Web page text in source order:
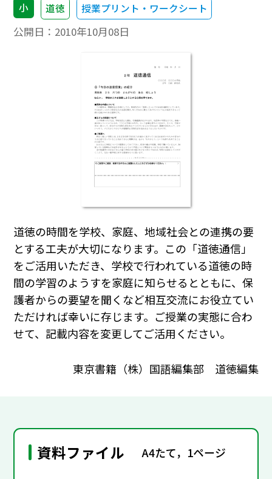
小 道徳 授業プリント・ワークシート
公開日： 2010年10月08日
道徳の時間を学校、家庭、地域社会との連携の要
とする工夫が大切になります。この「道徳通信」
をご活用いただき、学校で行われている道徳の時
間の学習のようすを家庭に知らせるとともに、保
護者からの要望を聞くなど相互交流にお役立てい
ただければ幸いに存じます。ご授業の実態に合わ
せて、記載内容を変更してご活用ください。
東京書籍（株）国語編集部 道徳編集
資料ファイル A4たて，1ページ